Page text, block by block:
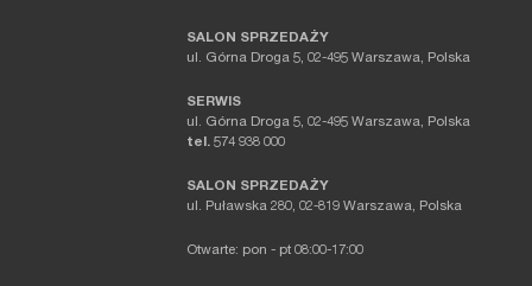
SALON SPRZEDAŻY
ul. Górna Droga 5, 02-495 Warszawa, Polska
SERWIS
ul. Górna Droga 5, 02-495 Warszawa, Polska
tel. 574 938 000
SALON SPRZEDAŻY
ul. Puławska 280, 02-819 Warszawa, Polska
Otwarte: pon - pt 08:00-17:00